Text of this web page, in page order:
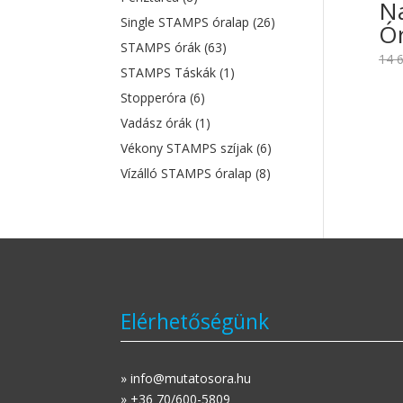
14
Single STAMPS óralap(26)
STAMPS órák(63)
STAMPS Táskák(1)
Stopperóra(6)
Vadász órák(1)
Vékony STAMPS szíjak(6)
Vízálló STAMPS óralap(8)
Elérhetőségünk
» info@mutatosora.hu
» +36 70/600-5809